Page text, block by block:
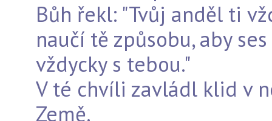
Bůh řekl: "Tvůj anděl ti
naučí tě způsobu, aby
vždycky s tebou."
V té chvíli zavládl klid v
Země.